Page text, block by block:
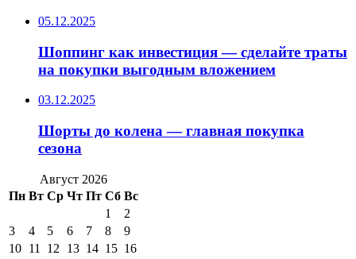
05.12.2025
Шоппинг как инвестиция — сделайте траты
на покупки выгодным вложением
03.12.2025
Шорты до колена — главная покупка
сезона
Август 2026
Пн Вт Ср Чт Пт Сб Вс
1
2
3
4 5 6 7 8
9
10 11 12 13 14 15 16